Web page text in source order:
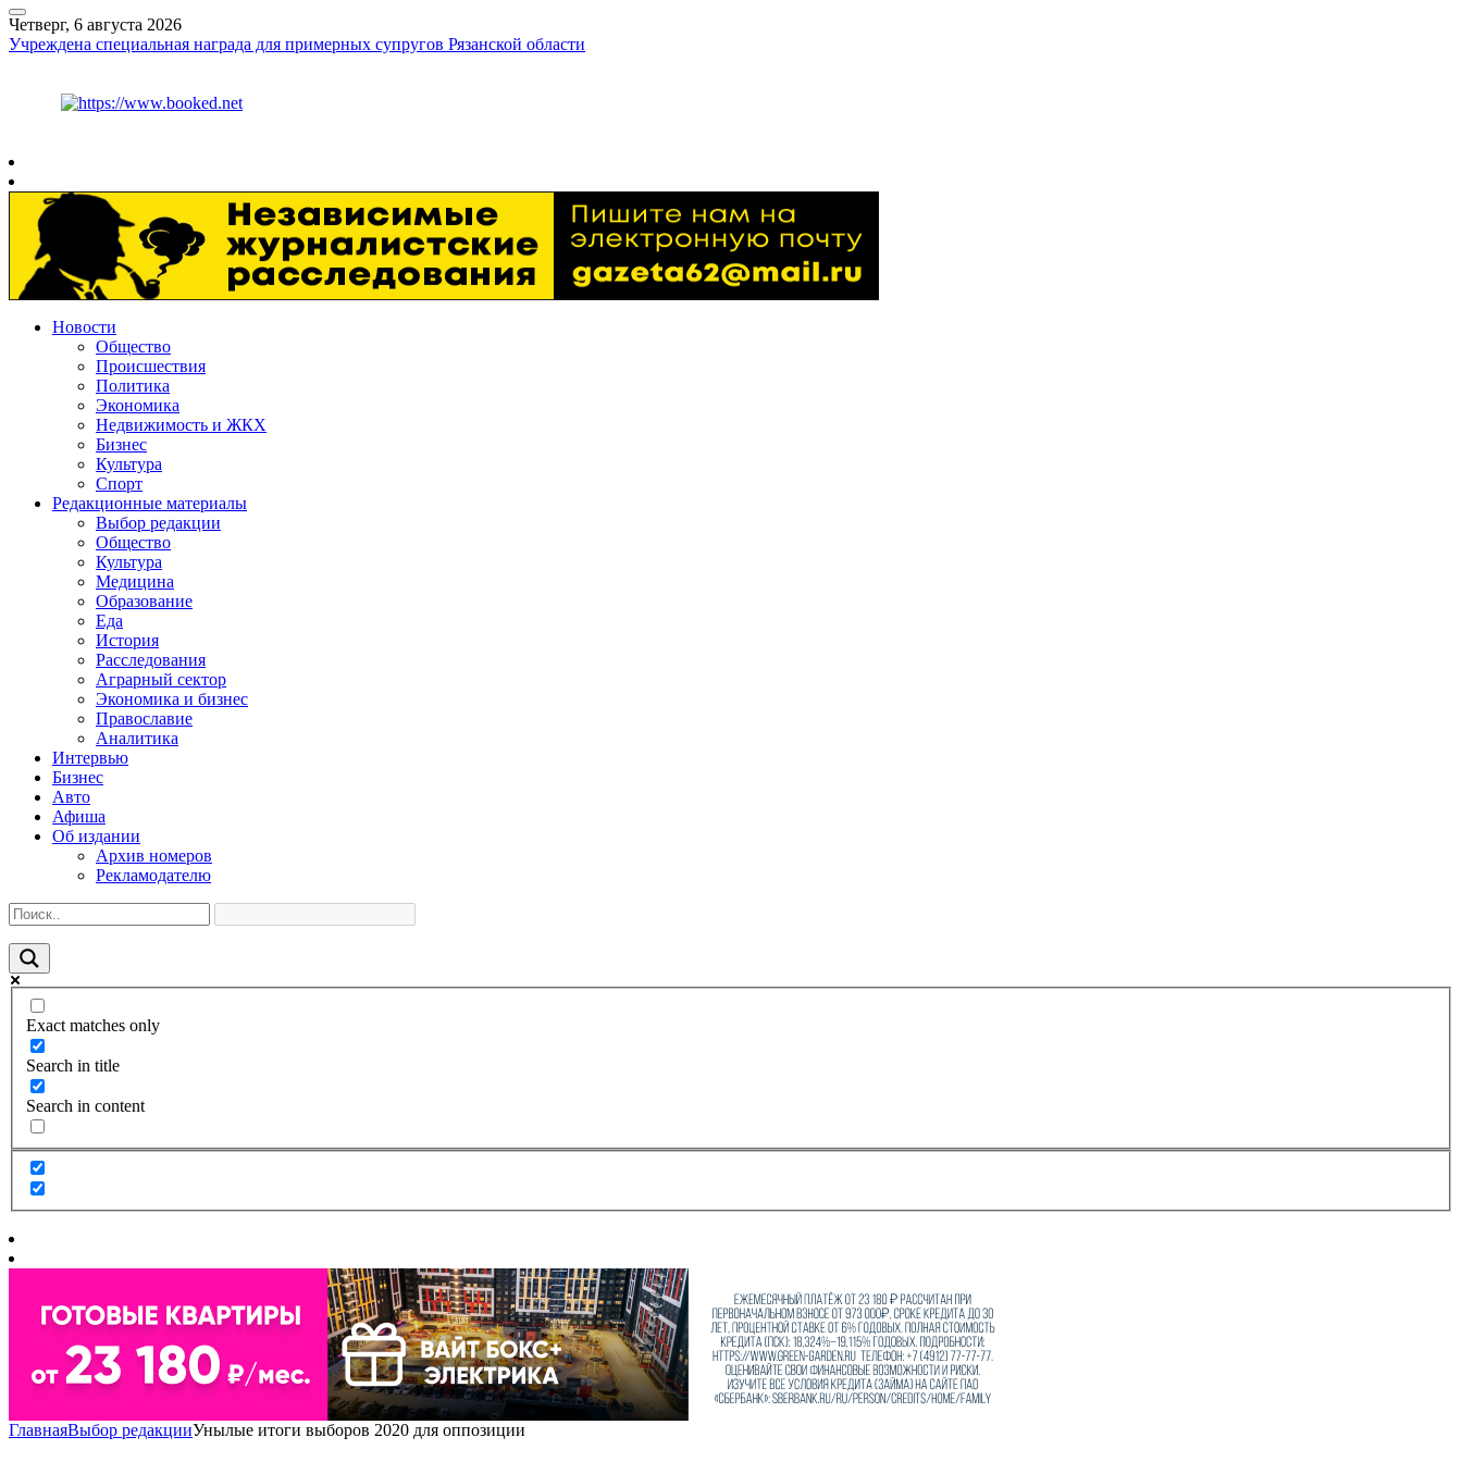
Четверг, 6 августа 2026
Учреждена специальная награда для примерных супругов Рязанской области
Новости
Общество
Происшествия
Политика
Экономика
Недвижимость и ЖКХ
Бизнес
Культура
Спорт
Редакционные материалы
Выбор редакции
Общество
Культура
Медицина
Образование
Еда
История
Расследования
Аграрный сектор
Экономика и бизнес
Православие
Аналитика
Интервью
Бизнес
Авто
Афиша
Об издании
Архив номеров
Рекламодателю
Exact matches only
Search in title
Search in content
ГлавнаяВыбор редакцииУнылые итоги выборов 2020 для оппозиции